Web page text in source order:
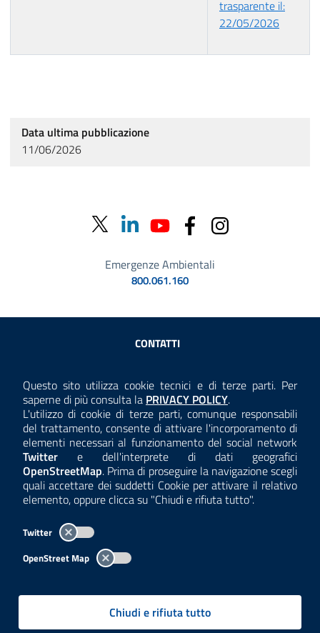
Questo sito utilizza cookie tecnici e di terze parti. Per
saperne di più consulta la Consulta la
PRIVACY POLICY.
L'utilizzo di cookie di terze parti, comunque responsabili
del trattamento, consente di attivare l'incorporamento di
elementi necessari al funzionamento del social network
Twitter e dell'interprete di dati geografici
OpenStreetMap. Prima di proseguire la navigazione scegli
quali accettare dei suddetti Cookie per attivare il relativo
elemento, oppure clicca su "Chiudi e rifiuta tutto".
Twitter
OpenStreet Map
Chiudi e rifiuta tutto
trasparente il:
22/05/2026
Data ultima pubblicazione
11/06/2026
Emergenze Ambientali
800.061.160
Sezione Link Utili
CONTATTI
ANTICORRUZIONE
ACCESSIBILITÀ
COOKIE E PRIVACY
TEMI A-Z
Per l'utilizzo del logo e dei dati fare riferimento al regolamento
consultabile aquesta pagina